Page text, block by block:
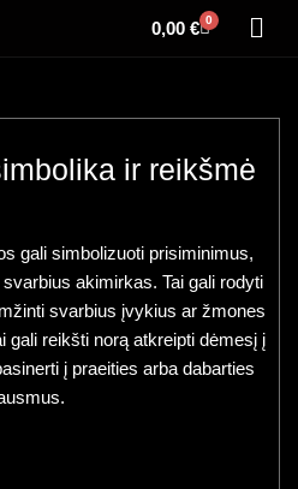
0,00 € 0
ir reikšmė
gali simbolizuoti prisiminimus,
akimirkas. Tai gali rodyti
svarbius įvykius ar žmones
gali reikšti norą atkreipti dėmesį į
į praeities arba dabarties